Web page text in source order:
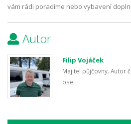
vám rádi poradíme nebo vybavení
Autor
Filip Vojáček
Majitel půjčovny. Autor
ose.